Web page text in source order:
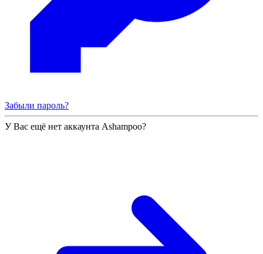
Забыли пароль?
У Вас ещё нет аккаунта Ashampoo?